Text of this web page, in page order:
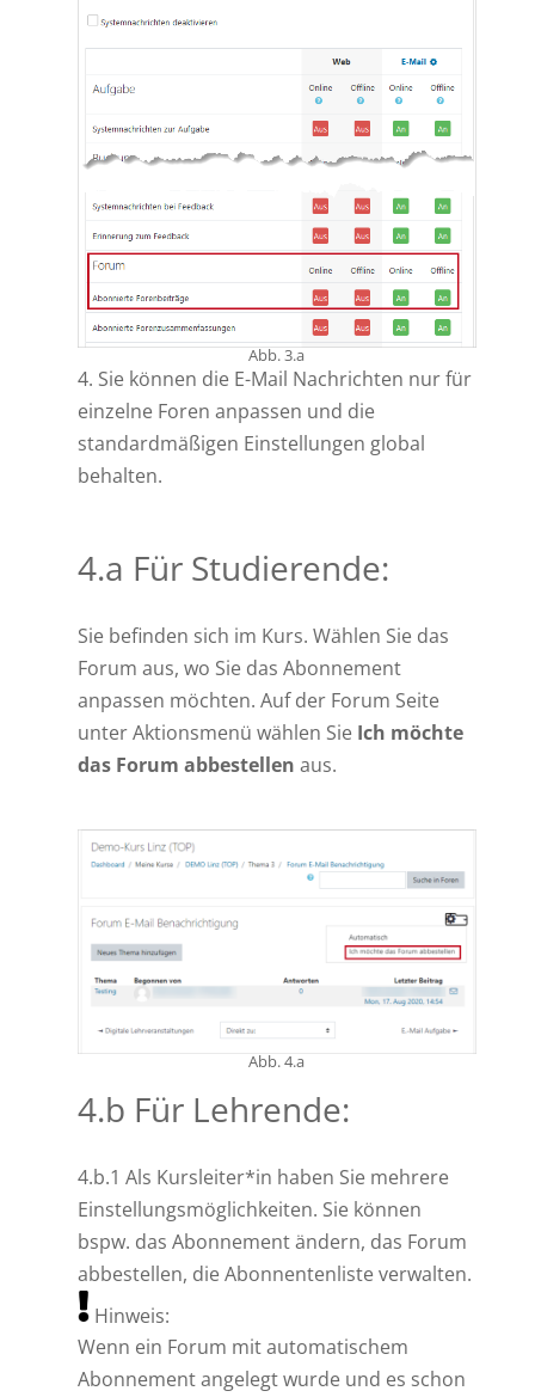
Abb. 3.a
4. Sie können die E-Mail Nachrichten nur für
einzelne Foren anpassen und die
standardmäßigen Einstellungen global
behalten.
4.a Für Studierende:
Sie befinden sich im Kurs. Wählen Sie das
Forum aus, wo Sie das Abonnement
anpassen möchten. Auf der Forum Seite
unter Aktionsmenü wählen Sie Ich möchte
das Forum abbestellen aus.
Abb. 4.a
4.b Für Lehrende:
4.b.1 Als Kursleiter*in haben Sie mehrere
Einstellungsmöglichkeiten. Sie können
bspw. das Abonnement ändern, das Forum
abbestellen, die Abonnentenliste verwalten.
Hinweis:
Wenn ein Forum mit automatischem
Abonnement angelegt wurde und es schon